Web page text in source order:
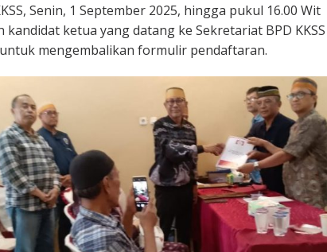
Senin, 1 September 2025, hingga pukul 16.00 Wit
kandidat ketua yang datang ke Sekretariat BPD KKSS
mengembalikan formulir pendaftaran.